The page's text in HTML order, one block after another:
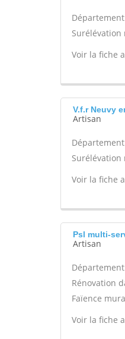
Surélévation
Voir la fiche
V.f.r Neuvy
Artisan
Surélévation
Voir la fiche
Psl multi-
Artisan
Rénovation
Faïence
Voir la fiche